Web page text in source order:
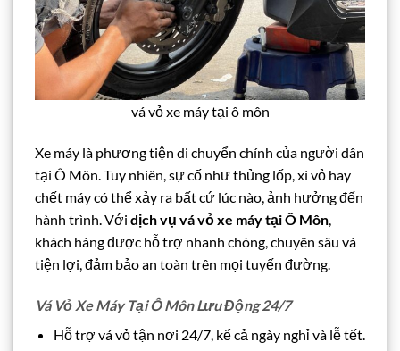
vá vỏ xe máy tại ô môn
Xe máy là phương tiện di chuyển chính của người dân
tại Ô Môn. Tuy nhiên, sự cố như thủng lốp, xì vỏ hay
chết máy có thể xảy ra bất cứ lúc nào, ảnh hưởng đến
hành trình. Với dịch vụ vá vỏ xe máy tại Ô Môn,
khách hàng được hỗ trợ nhanh chóng, chuyên sâu và
tiện lợi, đảm bảo an toàn trên mọi tuyến đường.
Vá Vỏ Xe Máy Tại Ô Môn Lưu Động 24/7
Hỗ trợ vá vỏ tận nơi 24/7, kể cả ngày nghỉ và lễ tết.